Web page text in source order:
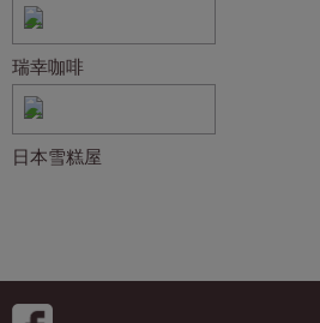
瑞幸咖啡
日本雪糕屋